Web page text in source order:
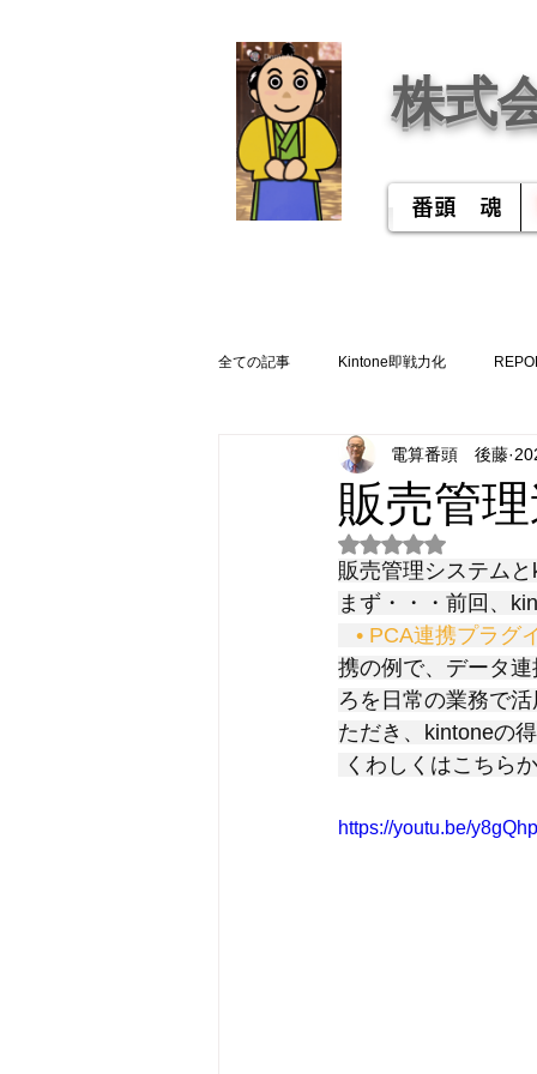
株式
番頭 魂
全ての記事 Kintone即戦力化
販売管
電算番頭 後藤
5つ星のうちNaN
販売管理システム
まず・・・前回、
• PCA連携プラグ
携の例で、データ
ろを日常の業務で
ただき、kintoneの
くわしくはこちら
https://youtu.be/